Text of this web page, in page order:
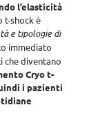
l’elasticità
t-shock è
e tipologie di
immediato
diventano
Cryo t-
i pazienti